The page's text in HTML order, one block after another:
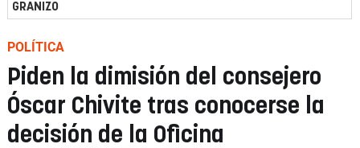
GRANIZO
POLÍTICA
Piden la dimisión del consejero
Óscar Chivite tras conocerse la
decisión de la Oficina